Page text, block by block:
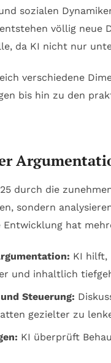
sozialen
völlig neue
da KI nicht nur
verschiedene
bis hin zu den
durch die
sondern
Entwicklung hat
KI hilft,
und inhaltlich
Steuerung:
gezielter zu
KI überprüft